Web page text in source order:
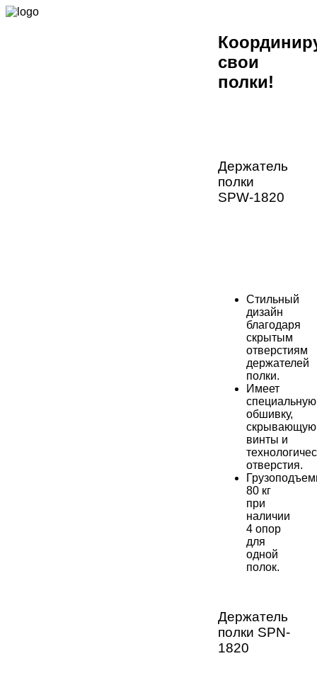
свои
полки!
Держатель
полки
SPW-1820
Стильный
дизайн
благодаря
скрытым
отверстиям
держателей
полки.
Имеет
специальную
обшивку,
скрывающую
винты и
отверстия.
80 кг
при
наличии
4 опор
для
одной
полок.
Держатель
полки SPN-
1820